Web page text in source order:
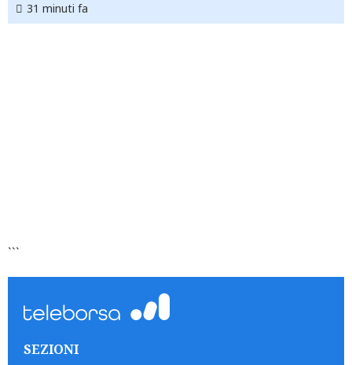
31 minuti fa
```
SEZIONI